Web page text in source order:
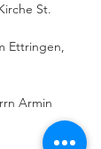
St.
Ettringen,
Armin